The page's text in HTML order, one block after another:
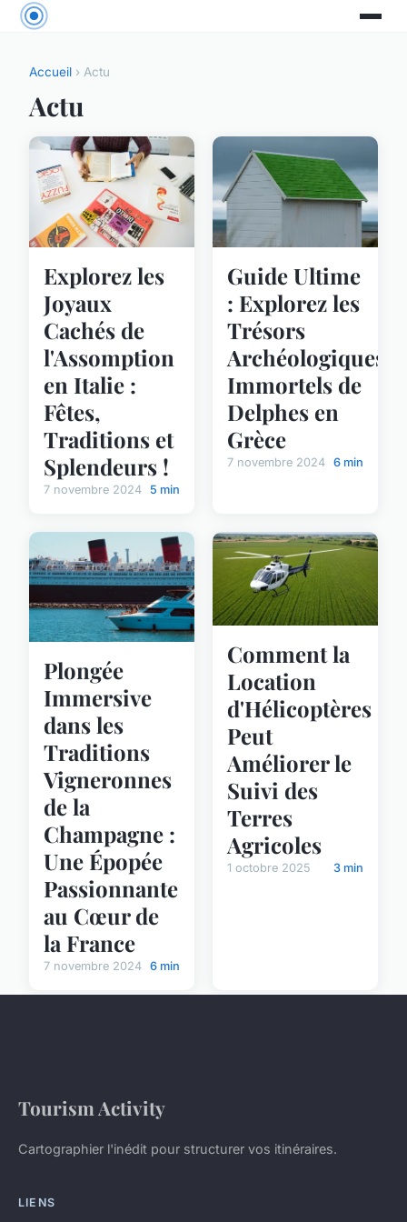
Accueil › Actu
Actu
Explorez les
Joyaux
Cachés de
l'Assomption
en Italie :
Fêtes,
Traditions et
Splendeurs !
7 novembre 2024 5 min
Guide Ultime
: Explorez les
Trésors
Archéologiques
Immortels de
Delphes en
Grèce
7 novembre 2024 6 min
Plongée
Immersive
dans les
Traditions
Vigneronnes
de la
Champagne :
Une Épopée
Passionnante
au Cœur de
la France
7 novembre 2024 6 min
Comment la
Location
d'Hélicoptères
Peut
Améliorer le
Suivi des
Terres
Agricoles
1 octobre 2025 3 min
Tourism Activity
Cartographier l'inédit pour structurer vos itinéraires.
LIENS